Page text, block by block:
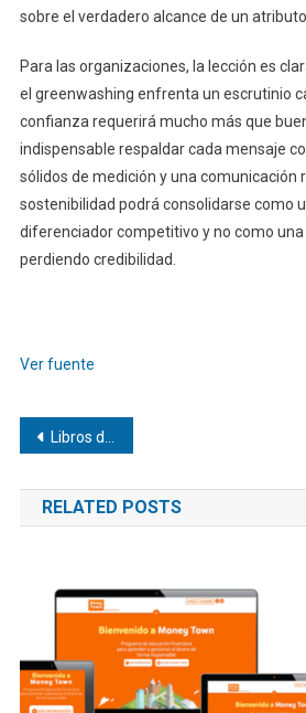
sobre el verdadero alcance de un
Para las organizaciones, la lección es
el greenwashing enfrenta un escrutinio
confianza requerirá mucho más que
indispensable respaldar cada mensaje
sólidos de medición y una comunicación
sostenibilidad podrá consolidarse como
diferenciador competitivo y no como
perdiendo credibilidad.
Ver fuente
Navegación
de
entradas
Libros de vampiros para adentrarse en historias de sangre, misterio y oscuridad
RELATED POSTS